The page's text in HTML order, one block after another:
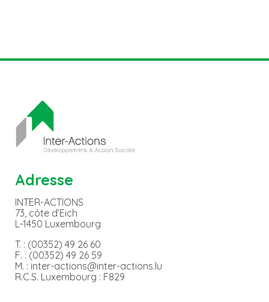
Adresse
INTER-ACTIONS
73, côte d’Eich
L-1450 Luxembourg
T. : (00352) 49 26 60
F. : (00352) 49 26 59
M. : inter-actions@inter-actions.lu
R.C.S. Luxembourg : F829